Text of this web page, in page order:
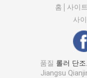
홈 사이
사
품질 롤러 단조
Jiangsu